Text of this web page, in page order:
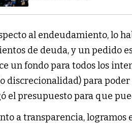
al endeudamiento, lo
de deuda, y un pedido
un fondo para todos los
discrecionalidad) para
el presupuesto para que
a transparencia,